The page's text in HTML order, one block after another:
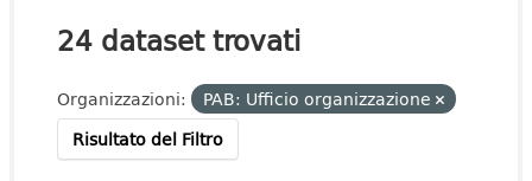
24 dataset trovati
Organizzazioni:
PAB: Ufficio organizzazione
Risultato del Filtro